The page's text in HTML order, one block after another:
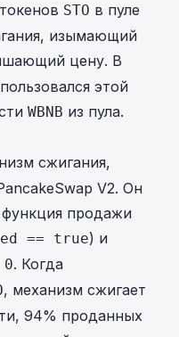
STO в пуле
изымающий
цену. В
этой
WBNB из пула.
сжигания,
V2. Он
функция продажи
== true) и
. Когда
, механизм сжигает
94% проданных